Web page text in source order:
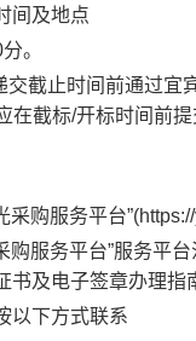
间及地点
。
截止时间前通过
在截标/开标时间前
采购服务平台
购服务平台”服务平
及电子签章办理指
以下方式联系